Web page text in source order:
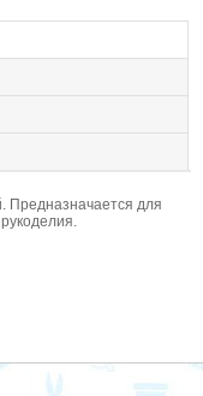
Предназначается для